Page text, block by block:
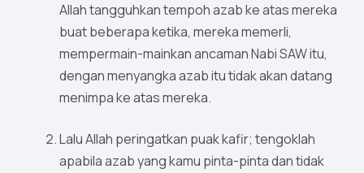
Allah tangguhkan tempoh azab ke atas mereka
buat beberapa ketika, mereka memerli,
mempermain-mainkan ancaman Nabi SAW itu,
dengan menyangka azab itu tidak akan datang
menimpa ke atas mereka.
Lalu Allah peringatkan puak kafir; tengoklah
apabila azab yang kamu pinta-pinta dan tidak